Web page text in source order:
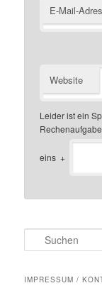
E-Mail-
Website
Leider ist ein
eins +
u
h
IMPRESSUM /